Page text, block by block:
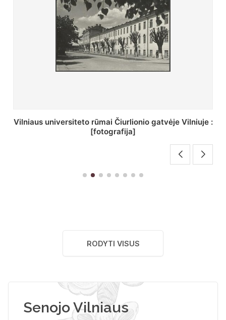
St. Batoro universiteto J. Pilsudskio kolegija :
[fotografija]
RODYTI VISUS
Senojo Vilniaus